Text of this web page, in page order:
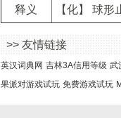
释义 【化】 球
>> 友情链接
英汉词典网 吉林3A信用等级 武
果派对游戏试玩 免费游戏试玩